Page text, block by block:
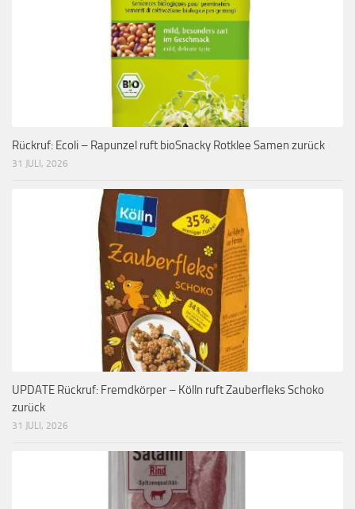
Rückruf: Ecoli – Rapunzel ruft bioSnacky Rotklee Samen zurück
31 JULI, 2026
UPDATE Rückruf: Fremdkörper – Kölln ruft Zauberfleks Schoko
zurück
31 JULI, 2026